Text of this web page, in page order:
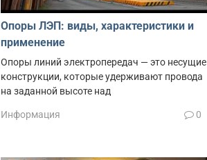
Опоры ЛЭП: виды, характеристики и
применение
Опоры линий электропередач — это несущие
конструкции, которые удерживают провода
на заданной высоте над
Информация 0